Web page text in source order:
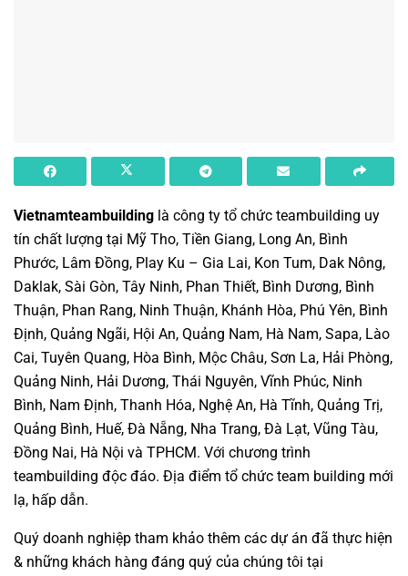
Vietnamteambuilding là công ty tổ chức teambuilding uy
tín chất lượng tại Mỹ Tho, Tiền Giang, Long An, Bình
Phước, Lâm Đồng, Play Ku – Gia Lai, Kon Tum, Dak Nông,
Daklak, Sài Gòn, Tây Ninh, Phan Thiết, Bình Dương, Bình
Thuận, Phan Rang, Ninh Thuận, Khánh Hòa, Phú Yên, Bình
Định, Quảng Ngãi, Hội An, Quảng Nam, Hà Nam, Sapa, Lào
Cai, Tuyên Quang, Hòa Bình, Mộc Châu, Sơn La, Hải Phòng,
Quảng Ninh, Hải Dương, Thái Nguyên, Vĩnh Phúc, Ninh
Bình, Nam Định, Thanh Hóa, Nghệ An, Hà Tĩnh, Quảng Trị,
Quảng Bình, Huế, Đà Nẵng, Nha Trang, Đà Lạt, Vũng Tàu,
Đồng Nai, Hà Nội và TPHCM. Với chương trình
teambuilding độc đáo. Địa điểm tổ chức team building mới
lạ, hấp dẫn.
Quý doanh nghiệp tham khảo thêm các dự án đã thực hiện
& những khách hàng đáng quý của chúng tôi tại